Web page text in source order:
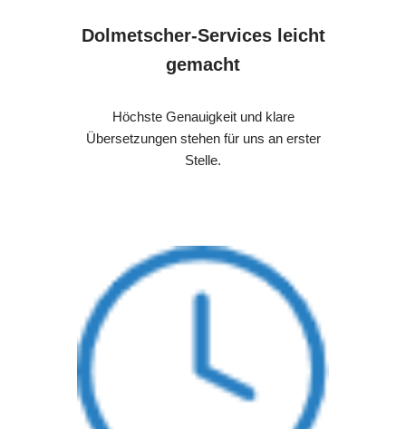
Dolmetscher-Services leicht
gemacht
Höchste Genauigkeit und klare
Übersetzungen stehen für uns an erster
Stelle.